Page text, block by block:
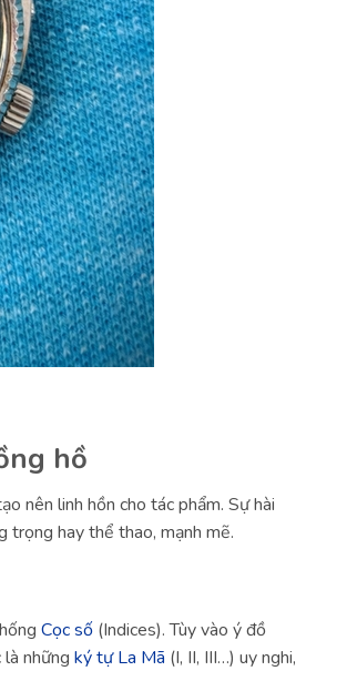
hồ
nên linh hồn cho tác phẩm. Sự hài
trọng hay thể thao, mạnh mẽ.
Cọc số (Indices). Tùy vào ý đồ
những ký tự La Mã (I, II, III…) uy nghi,